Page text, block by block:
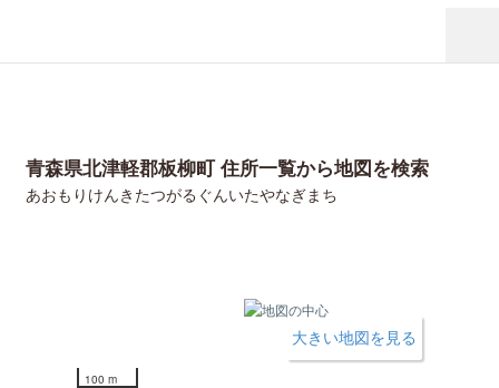
青森県北津軽郡板柳町 住所一覧から地図を検索
あおもりけんきたつがるぐんいたやなぎまち
100 m
大きい地図を見る